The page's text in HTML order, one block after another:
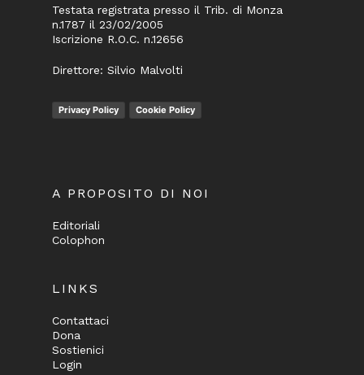
Testata registrata presso il Trib. di Monza
n.1787 il 23/02/2005
Iscrizione R.O.C. n.12656
Direttore: Silvio Malvolti
Privacy Policy Cookie Policy
A PROPOSITO DI NOI
Editoriali
Colophon
LINKS
Contattaci
Dona
Sostienici
Login